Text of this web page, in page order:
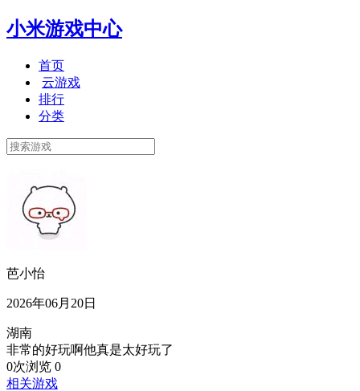
小米游戏中心
首页
云游戏
排行
分类
芭小怡
2026年06月20日
湖南
非常的好玩啊他真是太好玩了
0次浏览 0
相关游戏